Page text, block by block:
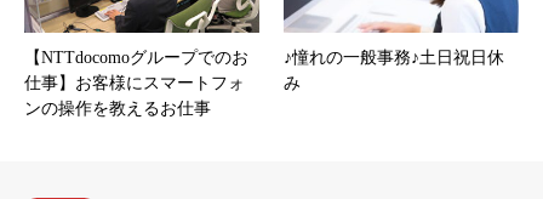
【NTTdocomoグループでのお
仕事】お客様にスマートフォ
ンの操作を教えるお仕事
♪憧れの一般事務♪土日祝日休
み